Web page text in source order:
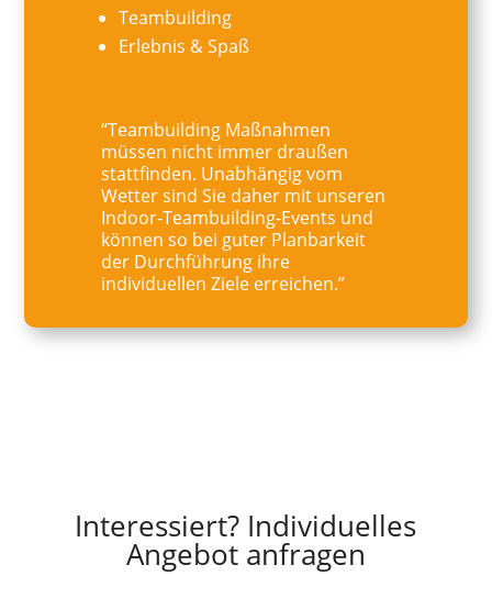
Teambuilding
Erlebnis & Spaß
“Teambuilding Maßnahmen
müssen nicht immer draußen
stattfinden. Unabhängig vom
Wetter sind Sie daher mit unseren
Indoor-Teambuilding-Events und
können so bei guter Planbarkeit
der Durchführung ihre
individuellen Ziele erreichen.”
Interessiert? Individuelles
Angebot anfragen